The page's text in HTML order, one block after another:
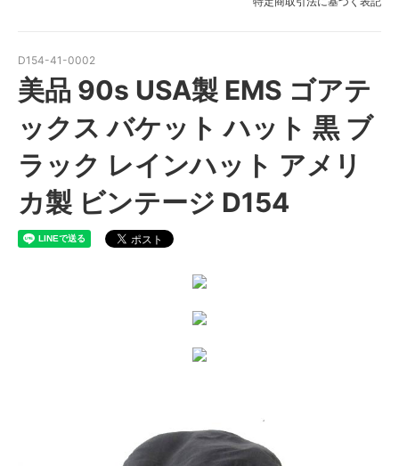
D154-41-0002
美品 90s USA製 EMS ゴアテ
ックス バケット ハット 黒 ブ
ラック レインハット アメリ
カ製 ビンテージ D154